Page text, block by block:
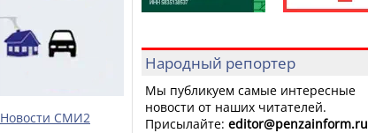
Новости СМИ2
Народный репортер
Мы публикуем самые интересные
новости от наших читателей.
Присылайте: editor@penzainform.ru